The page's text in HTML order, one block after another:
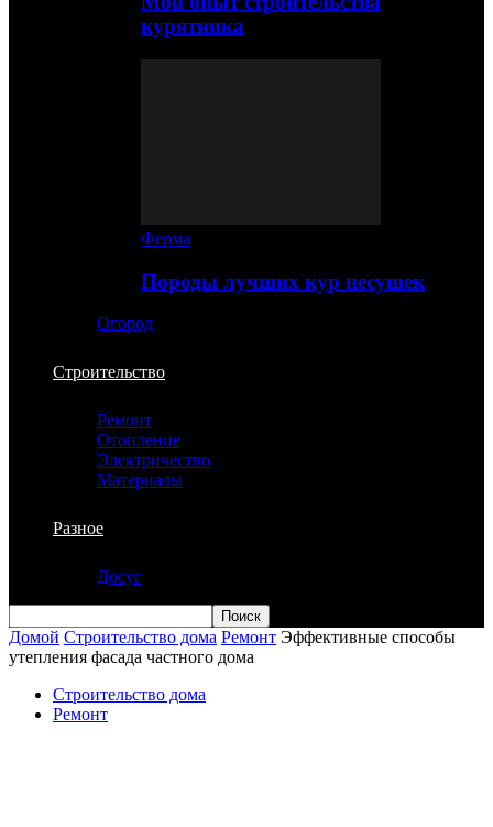
курятника
Ферма
Породы лучших кур несушек
Огород
Строительство
Ремонт
Отопление
Электричество
Материалы
Разное
Досуг
Домой Строительство дома Ремонт Эффективные способы
утепления фасада частного дома
Строительство дома
Ремонт